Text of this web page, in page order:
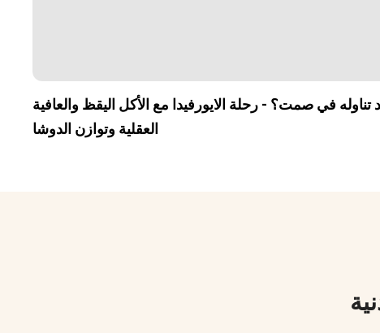
في صمت؟ - رحلة الايورفيدا مع الأكل اليقظ والعافية
العقلية وتوازن الدوشا